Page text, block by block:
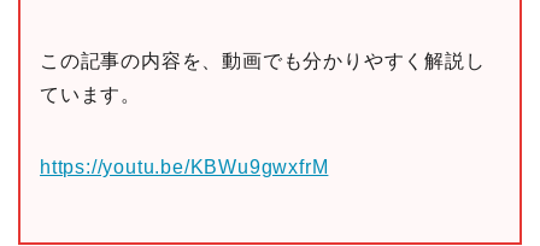
この記事の内容を、動画でも分かりやすく解説し
ています。
https://youtu.be/KBWu9gwxfrM